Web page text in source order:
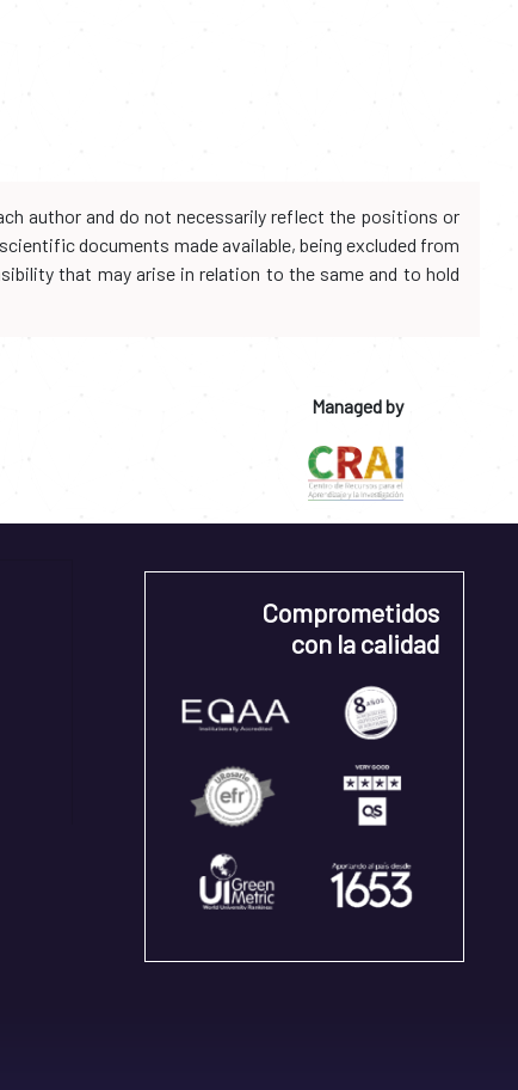
author and do not necessarily reflect the positions or
documents made available, being excluded from
that may arise in relation to the same and to hold
Managed by
Comprometidos
con la calidad